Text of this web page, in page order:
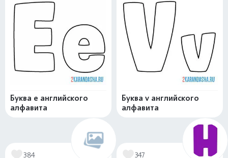
Буква e английского
алфавита
Буква v английского
алфавита
384 347